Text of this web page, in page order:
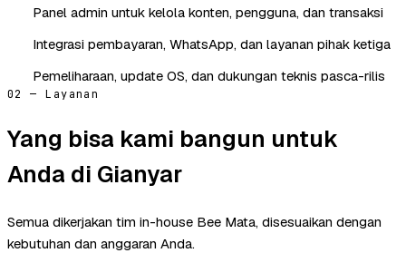
Panel admin untuk kelola konten, pengguna, dan transaksi
Integrasi pembayaran, WhatsApp, dan layanan pihak ketiga
Pemeliharaan, update OS, dan dukungan teknis pasca-rilis
02 — Layanan
Yang bisa kami bangun untuk
Anda di Gianyar
Semua dikerjakan tim in-house Bee Mata, disesuaikan dengan
kebutuhan dan anggaran Anda.